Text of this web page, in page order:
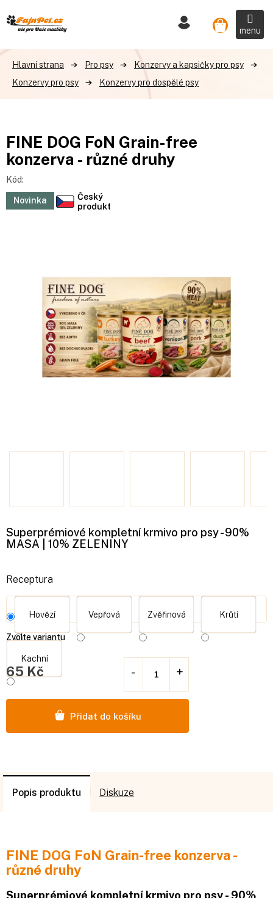
na
obsah
Nákupní
košík
Pro psy
Konzervy a kapsičky pro psy
Konzervy pro psy
Konzervy pro dospělé psy
FINE DOG FoN Grain-free
konzerva - různé druhy
Kód:
Novinka
Český
produkt
Zvolte variantu
Receptura
Hovězí Vepřová Zvěřinová Krůtí
Kachní
65 Kč
cena:
Přidat do košíku
Superprémiové kompletní krmivo pro psy - 90%
MASA | 10% ZELENINY
Popis Diskuze
FINE DOG FoN Grain-free konzerva -
různé druhy
Superprémiové kompletní krmivo pro psy - 90%